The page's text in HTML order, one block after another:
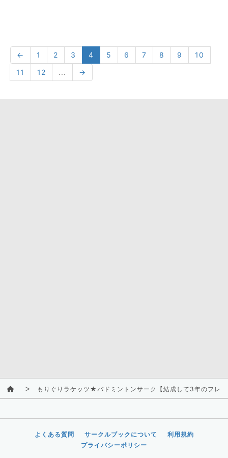
← 1 2 3 4 5 6 7 8 9
10
11
12 ... →
もりぐりラケッツ★バドミントンサーク【結成して3年のフレ
よくある質問 サークルブックについて
利用規約
プライバシーポリシー